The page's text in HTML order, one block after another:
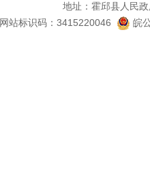
地址：霍邱县人民
网站标识码：3415220046
皖